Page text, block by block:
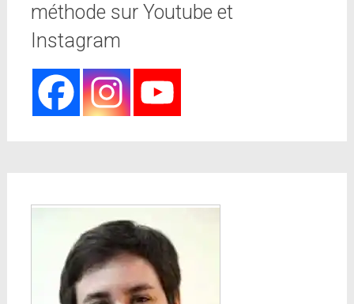
méthode sur Youtube et
Instagram